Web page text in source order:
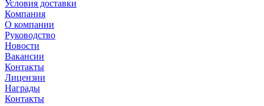
Условия доставки
Компания
О компании
Руководство
Новости
Вакансии
Контакты
Лицензии
Награды
Контакты